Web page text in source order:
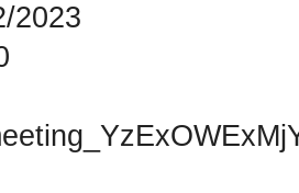
2023
https://